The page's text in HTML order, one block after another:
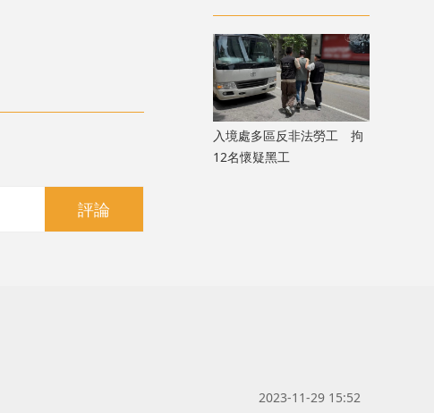
評論
當地全部安全
入境處多區反非法勞工 拘
12名懷疑黑工
2023-11-29 15:52